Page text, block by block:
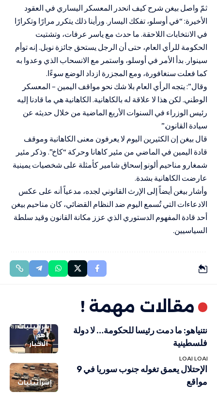
ثمّ واصل بيغن شرح كيف انحدر المعسكر اليساري في العقود
الأخيرة: “في أوسلو، تفكك اليسار. ورأينا ذلك يتكرر مرارًا وتكرارًا
في الانتخابات اللاحقة. ما حدث مع ياسر عرفات، وتشتيت
الحكومة للرأي العام، حتى أن الرجل يستحق جائزة نوبل. إنه توأم
سينوار. بدأ الأمر في أوسلو، واستمر مع الانسحاب الذي وعدوا به
كما فعلت سنغافورة، ومع المجزرة ازداد الوضع سوءًا.
وقال”: يتجه الرأي العام بلا شك نحو مواقف اليمين – المعسكر
الوطني. لكن هذا لا علاقة له بالكاهانية. الكاهانية هي ما قادنا إليه
رئيس الوزراء في السنوات الأربع الماضية من خلال حديثه عن
سيادة القانون.”
قال بيغن إن الكثيرين اليوم لا يعرفون معنى الكاهانية وموقف
قادة اليمين في الماضي من مئير كاهانا وحركة “كاخ”. وذكر مئير
شمغارو مناحيم ألونو إسحاق شامير كأمثلة على شخصيات يمينية
عارضت الكاهانية بشدة.
وأشار بيغن أيضاً إلى الإرث القانوني لجده، مدعياً ​​أنه على عكس
الادعاءات التي تُسمع اليوم ضد النظام القضائي، كان مناحيم بيغن
أحد قادة المفهوم الدستوري الذي عزز مكانة القانون وقيد سلطة
السياسيين.
مقالات مهمة !
إسرائيليات
أهم
الاخبار
نتنياهو: ما دمت رئيسا للحكومة… لا دولة
فلسطينية
LOAI LOAI
إسرائيليات
الإحتلال يعمق تغوله جنوب سوريا في 9
مواقع